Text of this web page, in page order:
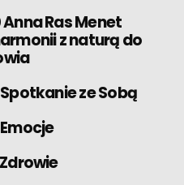
Ras Menet
z naturą do
ze Sobą